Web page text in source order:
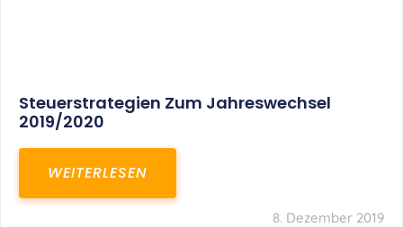
Steuerstrategien Zum Jahreswechsel
2019/2020
WEITERLESEN
8. Dezember 2019